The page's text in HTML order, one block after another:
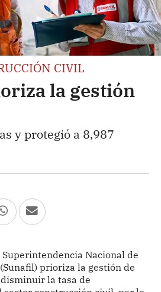
CIVIL
la gestión
y protegió a 8,987
Superintendencia Nacional de
prioriza la gestión de
la tasa de